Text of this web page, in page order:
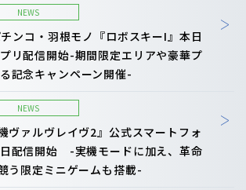
NEWS
ンコ・羽根モノ『ロボスキーI』本日
リ配信開始-期間限定エリアや豪華プ
記念キャンペーン開催-
NEWS
ヴァルヴレイヴ2』公式スマートフォ
配信開始 -実機モードに加え、革命
う限定ミニゲームも搭載-